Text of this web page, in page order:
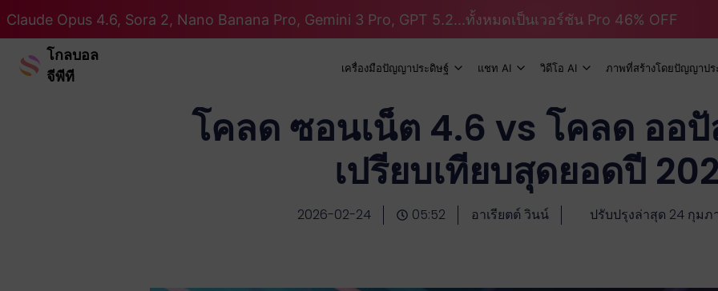
Claude Opus 4.6, Sora 2, Nano Banana Pro, Gemini 3 Pro, GPT 5.2...ทั้งหมดเป็นเวอร์ชัน Pro 46% OFF
โกลบอล
จีพีที
เครื่องมือปัญญาประดิษฐ์ แชท AI วิดีโอ AI ภาพที่สร้างโดยปัญญาปร
โคลด ซอนเน็ต 4.6 vs โคลด ออ
เปรียบเทียบสุดยอดปี
2026-02-24 05:52 อาเรียตต์ วินน์ ปรับปรุงล่าสุด 24 กุม